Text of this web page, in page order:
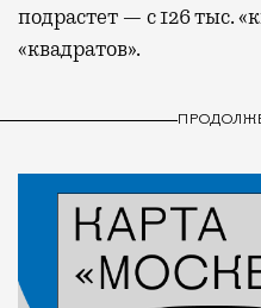
подрастет — с 126 тыс.
«квадратов».